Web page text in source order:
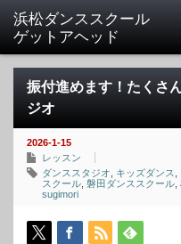
振付進めます！たくさ
ジオ
2026-1-15
レッスン
ダンススタジオ
キッズダンス
スクール 磐田ダンススクール
sugimori